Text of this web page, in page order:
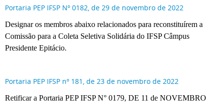
Portaria PEP IFSP Nº 0182, de 29 de novembro de 2022
Designar os membros abaixo relacionados para reconstituírem a
Comissão para a Coleta Seletiva Solidária do IFSP Câmpus
Presidente Epitácio.
Portaria PEP IFSP nº 181, de 23 de novembro de 2022
Retificar a Portaria PEP IFSP N° 0179, DE 11 de NOVEMBRO